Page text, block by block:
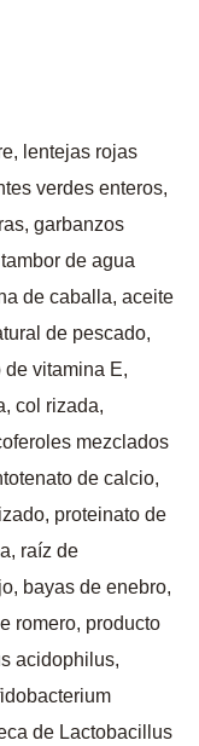
lentejas rojas
verdes enteros,
garbanzos
de agua
de caballa, aceite
de pescado,
vitamina E,
col rizada,
mezclados
de calcio,
proteinato de
raíz de
bayas de enebro,
romero, producto
acidophilus,
de Lactobacillus